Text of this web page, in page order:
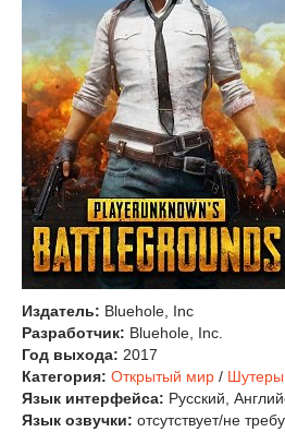
Издатель: Bluehole, Inc
Разработчик: Bluehole, Inc.
Год выхода: 2017
Категория: Открытый мир / Шутеры
Язык интерфейса: Русский,
Язык озвучки: отсутствует/не